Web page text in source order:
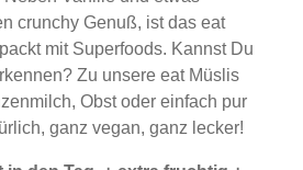
crunchy Genuß, ist das eat
mit Superfoods. Kannst Du
Zu unsere eat Müslis
Obst oder einfach pur
ganz vegan, ganz lecker!